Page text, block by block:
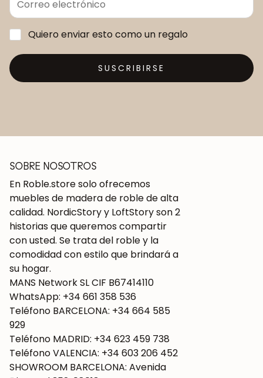
Quiero enviar esto como un regalo
SUSCRIBIRSE
SOBRE NOSOTROS
En Roble.store solo ofrecemos
muebles de madera de roble de alta
calidad. NordicStory y LoftStory son 2
historias que queremos compartir
con usted. Se trata del roble y la
comodidad con estilo que brindará a
su hogar.
MANS Network SL CIF B67414110
WhatsApp: +34 661 358 536
Teléfono BARCELONA: +34 664 585
929
Teléfono MADRID: +34 623 459 738
Teléfono VALENCIA: +34 603 206 452
SHOWROOM BARCELONA: Avenida